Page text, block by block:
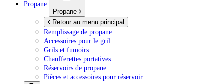
Propane
Propane
Retour au menu principal
Remplissage de propane
Accessoires pour le gril
Grils et fumoirs
Chaufferettes portatives
Réservoirs de propane
Pièces et accessoires pour réservoir